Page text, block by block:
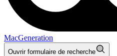
MacGeneration
Ouvrir formulaire de recherche